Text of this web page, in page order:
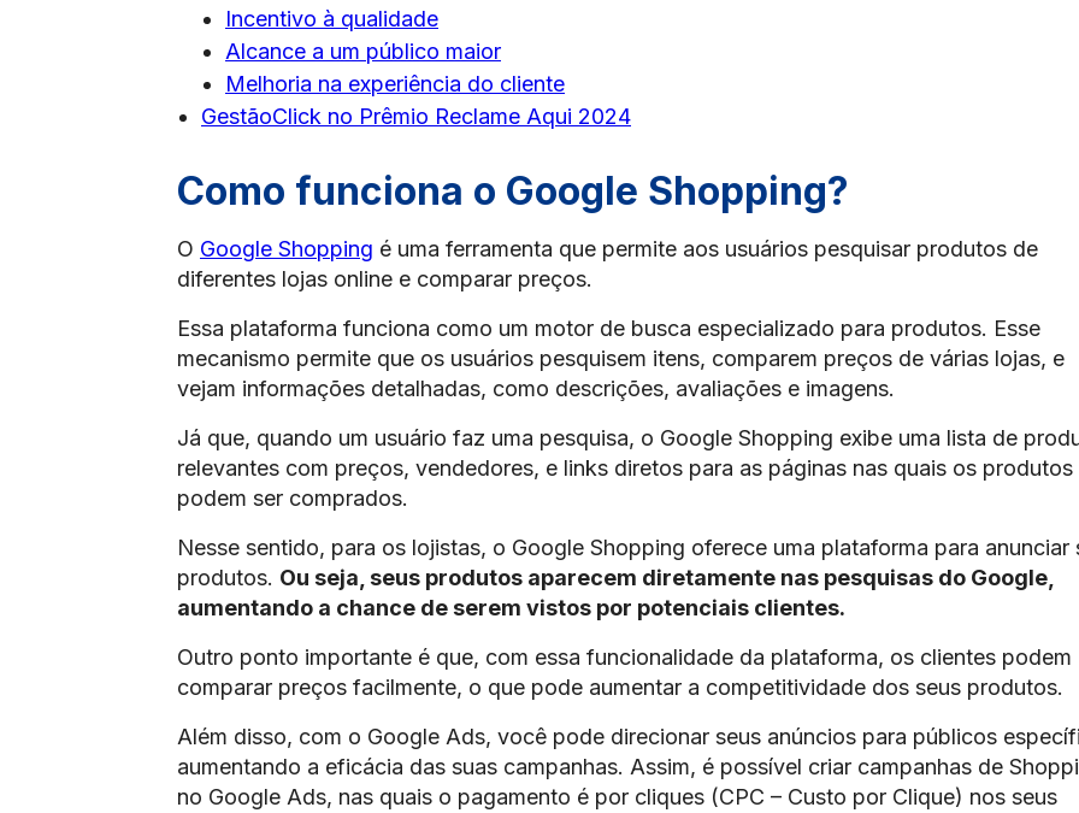
Incentivo à qualidade
Alcance a um público maior
Melhoria na experiência do cliente
GestãoClick no Prêmio Reclame Aqui 2024
Como funciona o Google Shopping?
O Google Shopping é uma ferramenta que permite aos usuários pesquisar produtos de
diferentes lojas online e comparar preços.
Essa plataforma funciona como um motor de busca especializado para produtos. Esse
mecanismo permite que os usuários pesquisem itens, comparem preços de várias lojas, e
vejam informações detalhadas, como descrições, avaliações e imagens.
Já que, quando um usuário faz uma pesquisa, o Google Shopping exibe uma lista de
relevantes com preços, vendedores, e links diretos para as páginas nas quais os produtos
podem ser comprados.
Nesse sentido, para os lojistas, o Google Shopping oferece uma plataforma para anunciar
produtos. Ou seja, seus produtos aparecem diretamente nas pesquisas do Google,
aumentando a chance de serem vistos por potenciais clientes.
Outro ponto importante é que, com essa funcionalidade da plataforma, os clientes podem
comparar preços facilmente, o que pode aumentar a competitividade dos seus produtos.
Além disso, com o Google Ads, você pode direcionar seus anúncios para públicos
aumentando a eficácia das suas campanhas. Assim, é possível criar campanhas de
no Google Ads, nas quais o pagamento é por cliques (CPC – Custo por Clique) nos seus